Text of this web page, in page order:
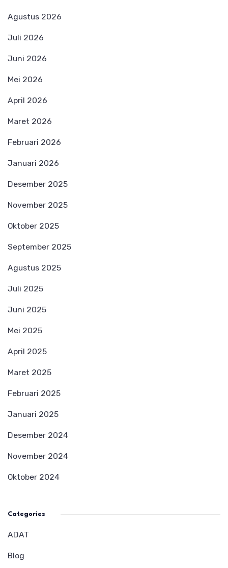
Agustus 2026
Juli 2026
Juni 2026
Mei 2026
April 2026
Maret 2026
Februari 2026
Januari 2026
Desember 2025
November 2025
Oktober 2025
September 2025
Agustus 2025
Juli 2025
Juni 2025
Mei 2025
April 2025
Maret 2025
Februari 2025
Januari 2025
Desember 2024
November 2024
Oktober 2024
Categories
ADAT
Blog